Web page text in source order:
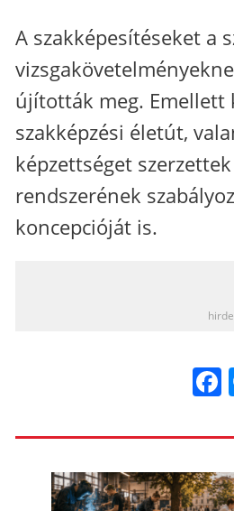
A szakképesítéseket a
újították meg. Emellett
szakképzési életút,
képzettséget
rendszerének
koncepcióját is.